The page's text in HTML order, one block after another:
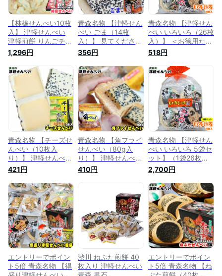
【林檎せんべい10枚
入】 津軽せんべい
津軽煎餅 りんごチッ
プ 青森県産りんご
りんごせんべい 渋川
製菓 [※SP][※当店他
商品との同梱可]
1,296円
青森名物 【津軽せん
べい ごま（14枚
入）】 見てください
★この、たっぷりの
ゴマ！シンプルなせ
んべい生地が、ゴマ
の風味をより一層感
じさせてくれるんで
す♪ 渋川製菓[※SP][※
当店他商品との同梱
発送可]
356円
青森名物 【津軽せん
べい いろいろ（26枚
入）】 ＜お徳用たっ
ぷりサイズ★＞ 豆せ
んべい、すりごませ
んべい、角せんべ
い、ごませんべい の
定番4種類入り♪津軽
せんべいアソートセ
ット 渋川製菓[※SP]
[※当店他商品との同
梱発送可]
518円
青森名物 【チーズせ
んべい（10枚入
り）】 津軽せんべい
ごまにチーズがたっ
ぷり♪胡麻とチーズの
風味豊かなおつまみ
感覚のおせんべい！
渋川製菓[※SP][※当
店他商品との同梱発
送可]
421円
青森名物 【角フライ
せんべい（80g入
り）】 津軽せんべい
ごまをカラッと揚げ
てお砂糖をまぶし
い♪ 渋川製菓[※SP][※
当店他商品との同梱
発送可]
410円
青森名物 【津軽せん
べい いろいろ 5袋セ
ット】（1袋26枚入
×5袋）＜お徳用たっ
ぷりサイズをさらに
セットで★＞ 豆せん
べい、すりごません
べい、角せんべい、
ごませんべい の定番
4種類入り♪ 渋川製菓
[※SP][※当店他商品
との同梱発送可]
2,700円
エントリーでポイン
ト5倍 青森名物 【得
渋川 ねぷた煎餅 40
枚入り 津軽せんべい
エントリーでポイン
ト5倍 青森名物 【ね